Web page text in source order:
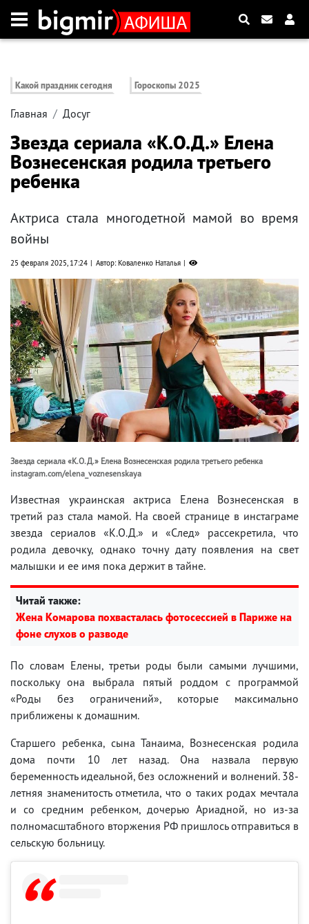
Какой праздник сегодня Гороскопы 2025
Главная Досуг
Звезда сериала «К.О.Д.» Елена
Вознесенская родила третьего
ребенка
Актриса стала многодетной мамой во время
войны
25 февраля 2025, 17:24 Автор: Коваленко Наталья
Звезда сериала «К.О.Д.» Елена Вознесенская родила третьего ребенка
instagram.com/elena_voznesenskaya
Известная украинская актриса Елена Вознесенская в
третий раз стала мамой. На своей странице в инстаграме
звезда сериалов «К.О.Д.» и «След» рассекретила, что
родила девочку, однако точну дату появления на свет
малышки и ее имя пока держит в тайне.
Читай также:
Жена Комарова похвасталась фотосессией в Париже на
фоне слухов о разводе
По словам Елены, третьи роды были самыми лучшими,
поскольку она выбрала пятый роддом с программой
«Роды без ограничений», которые максимально
приближены к домашним.
Старшего ребенка, сына Танаима, Вознесенская родила
дома почти 10 лет назад. Она назвала первую
беременность идеальной, без осложнений и волнений. 38-
летняя знаменитость отметила, что о таких родах мечтала
и со средним ребенком, дочерью Ариадной, но из-за
полномасштабного вторжения РФ пришлось отправиться в
сельскую больницу.